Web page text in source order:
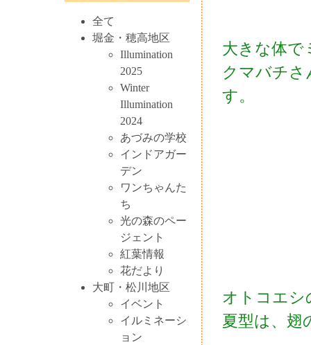
全て
堀金・穂高地区
Illumination
2025
Winter
Illumination
2024
あづみの学校
インドアガー
デン
ワンちゃんた
ち
光の森のペー
ジェント
紅葉情報
花だより
大町・松川地区
イベント
イルミネーシ
ョン
大きな体で
クマバチさ
す。
オトコエシ
夏型は、翅